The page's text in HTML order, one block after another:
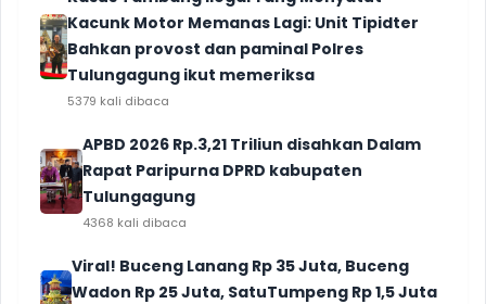
Kacunk Motor Memanas Lagi: Unit Tipidter
Bahkan provost dan paminal Polres
Tulungagung ikut memeriksa
5379 kali dibaca
APBD 2026 Rp.3,21 Triliun disahkan Dalam
Rapat Paripurna DPRD kabupaten
Tulungagung
4368 kali dibaca
Viral! Buceng Lanang Rp 35 Juta, Buceng
Wadon Rp 25 Juta, SatuTumpeng Rp 1,5 Juta